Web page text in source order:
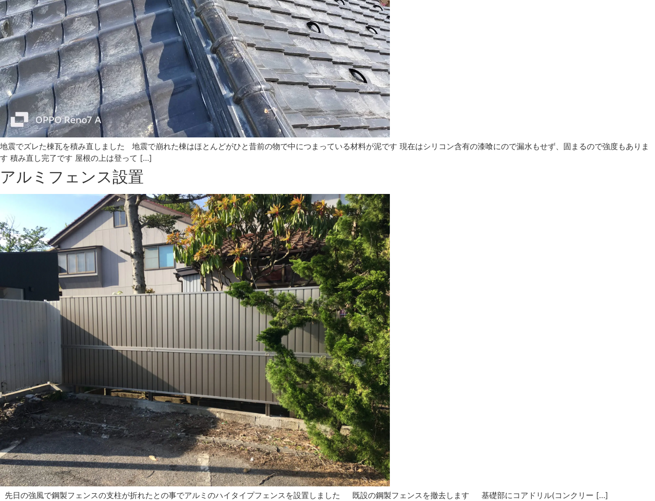
地震でズレた棟瓦を積み直しました 地震で崩れた棟はほとんどがひと昔前の物で中につまっている材料が泥です 現在はシリコン含有の漆喰にので漏水もせず、固まるので強度もありま
す 積み直し完了です 屋根の上は登って […]
アルミフェンス設置
先日の強風で鋼製フェンスの支柱が折れたとの事でアルミのハイタイプフェンスを設置しました 既設の鋼製フェンスを撤去します 基礎部にコアドリル(コンクリー […]